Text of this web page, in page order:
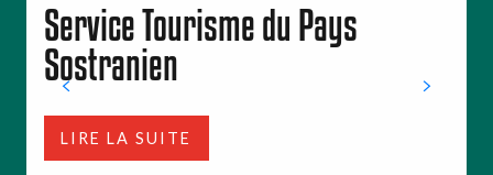
Service Tourisme du Pays
Sostranien
LIRE LA SUITE